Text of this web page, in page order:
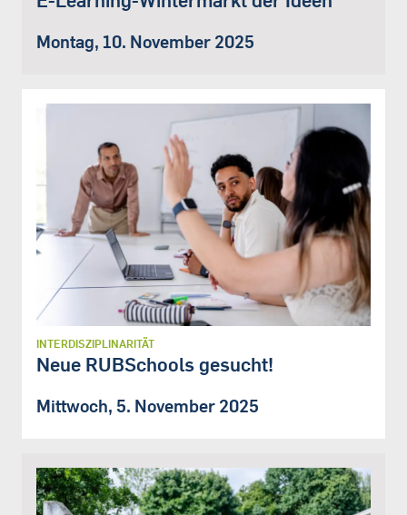
Montag, 10. November 2025
INTERDISZIPLINARITÄT
Neue RUBSchools gesucht!
Mittwoch, 5. November 2025